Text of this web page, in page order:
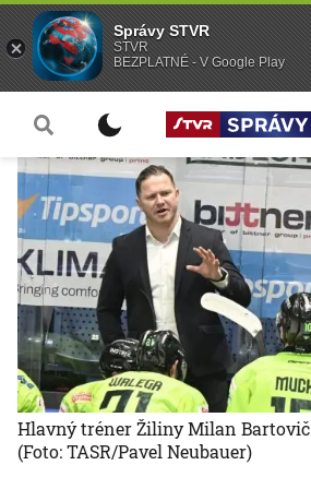
Hlavný tréner Žiliny Milan
(Foto: TASR/Pavel Neubauer)
Správy STVR
STVR
BEZPLATNÉ - V Google Play